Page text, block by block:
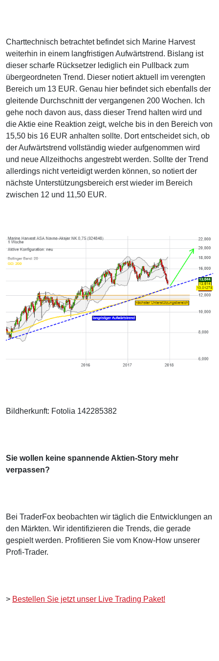
Charttechnisch betrachtet befindet sich Marine Harvest
weiterhin in einem langfristigen Aufwärtstrend. Bislang ist
dieser scharfe Rücksetzer lediglich ein Pullback zum
übergeordneten Trend. Dieser notiert aktuell im verengten
Bereich um 13 EUR. Genau hier befindet sich ebenfalls der
gleitende Durchschnitt der vergangenen 200 Wochen. Ich
gehe noch davon aus, dass dieser Trend halten wird und
die Aktie eine Reaktion zeigt, welche bis in den Bereich von
15,50 bis 16 EUR anhalten sollte. Dort entscheidet sich, ob
der Aufwärtstrend vollständig wieder aufgenommen wird
und neue Allzeithochs angestrebt werden. Sollte der Trend
allerdings nicht verteidigt werden können, so notiert der
nächste Unterstützungsbereich erst wieder im Bereich
zwischen 12 und 11,50 EUR.
Bildherkunft: Fotolia 142285382
Sie wollen keine spannende Aktien-Story mehr
verpassen?
Bei TraderFox beobachten wir täglich die Entwicklungen an
den Märkten. Wir identifizieren die Trends, die gerade
gespielt werden. Profitieren Sie vom Know-How unserer
Profi-Trader.
> Bestellen Sie jetzt unser Live Trading Paket!